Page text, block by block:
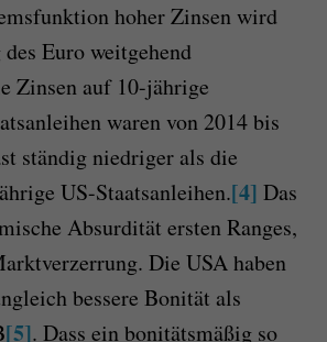
hoher Zinsen wird
Euro weitgehend
Zinsen auf 10-jährige
waren von 2014 bis
ständig niedriger als die
US-Staatsanleihen.[4] Das
Absurdität ersten Ranges,
Die USA haben
bessere Bonität als
[5]. Dass ein bonitätsmäßig so